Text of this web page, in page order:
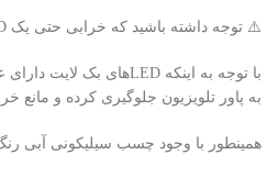
⚠️ توجه داشته باشید که خرابی حتی یک LED می‌تواند باعث خاموش شدن کامل بک لایت تلویزیون شود.
به پاور تلویزیون جلوگیری کرده و مانع
همینطور با وجود چسب سیلیکونی آبی